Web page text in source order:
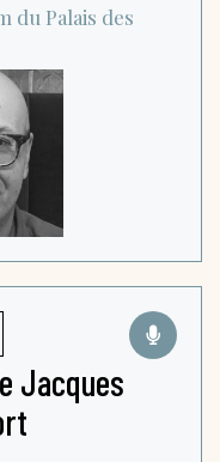
du Palais des
Jacques